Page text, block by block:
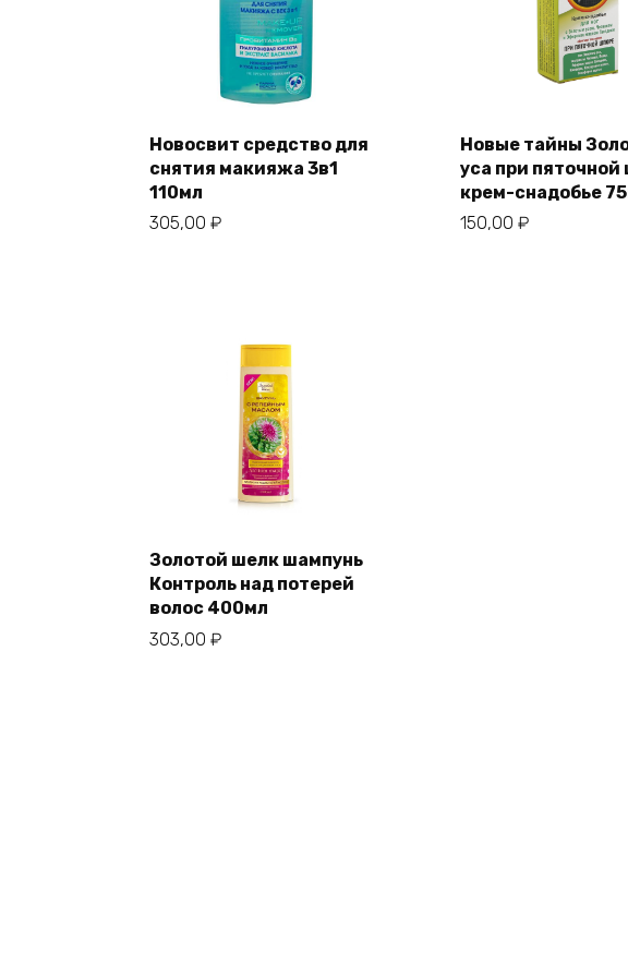
Новосвит средство для
снятия макияжа 3в1
110мл
305,00 ₽
Новые тайны
уса при пяточной
крем-снадобье
150,00 ₽
Золотой шелк шампунь
Контроль над потерей
волос 400мл
303,00 ₽